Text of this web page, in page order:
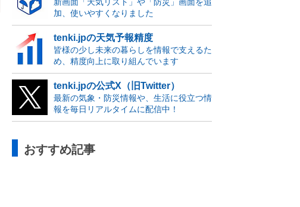
加、使いやすくなりました
tenki.jpの天気予報精度
皆様の少し未来の暮らしを情報で支えるた
め、精度向上に取り組んでいます
tenki.jpの公式X（旧Twitter）
最新の気象・防災情報や、生活に役立つ情
報を毎日リアルタイムに配信中！
おすすめ記事